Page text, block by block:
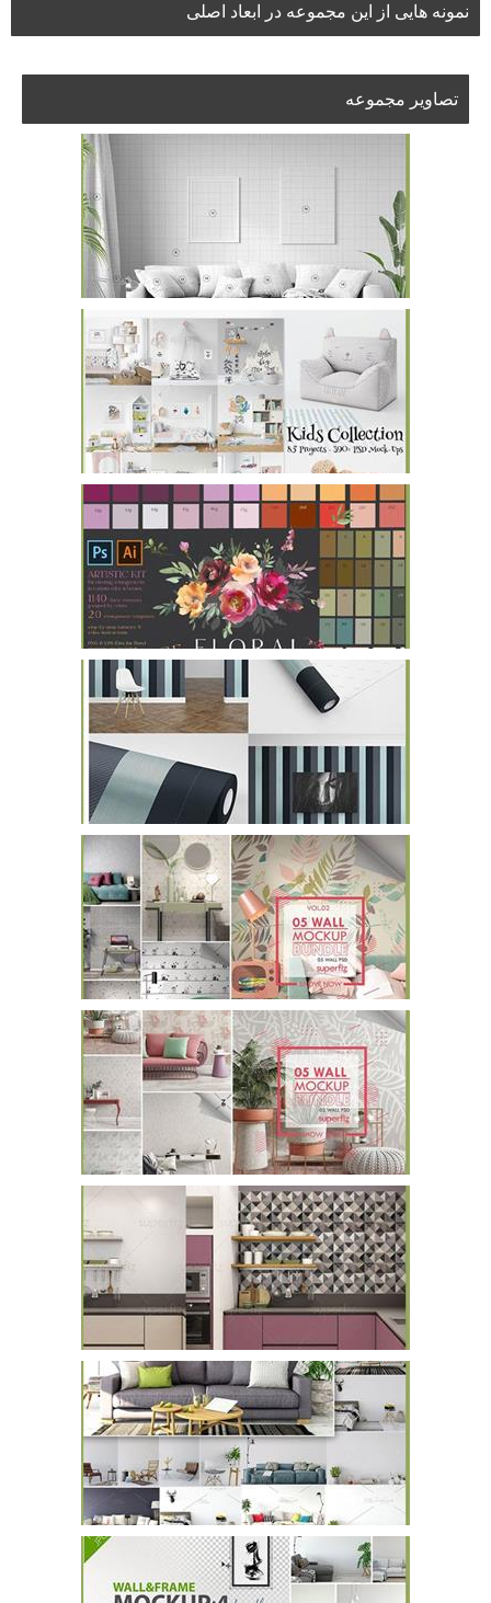
نمونه هایی از این مجموعه در ابعاد اصلی
تصاویر مجموعه